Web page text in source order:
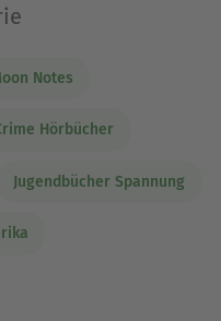
Notes
Hörbücher
Jugendbücher Spannung